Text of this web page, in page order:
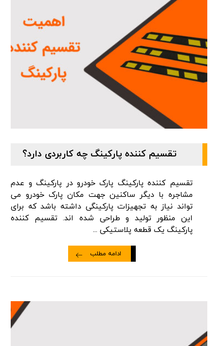
تقسیم کننده پارکینگ چه کاربردی دارد؟
تقسیم کننده پارکینگ پارک خودرو در پارکینگ و عدم
مشاجره با دیگر ساکنین جهت مکان پارک خودرو می
تواند نیاز به تجهیزات پارکینگی داشته باشد که برای
این منظور تولید و طراحی شده اند. تقسیم کننده
پارکینگ یک قطعه پلاستیکی ...
ادامه مطلب